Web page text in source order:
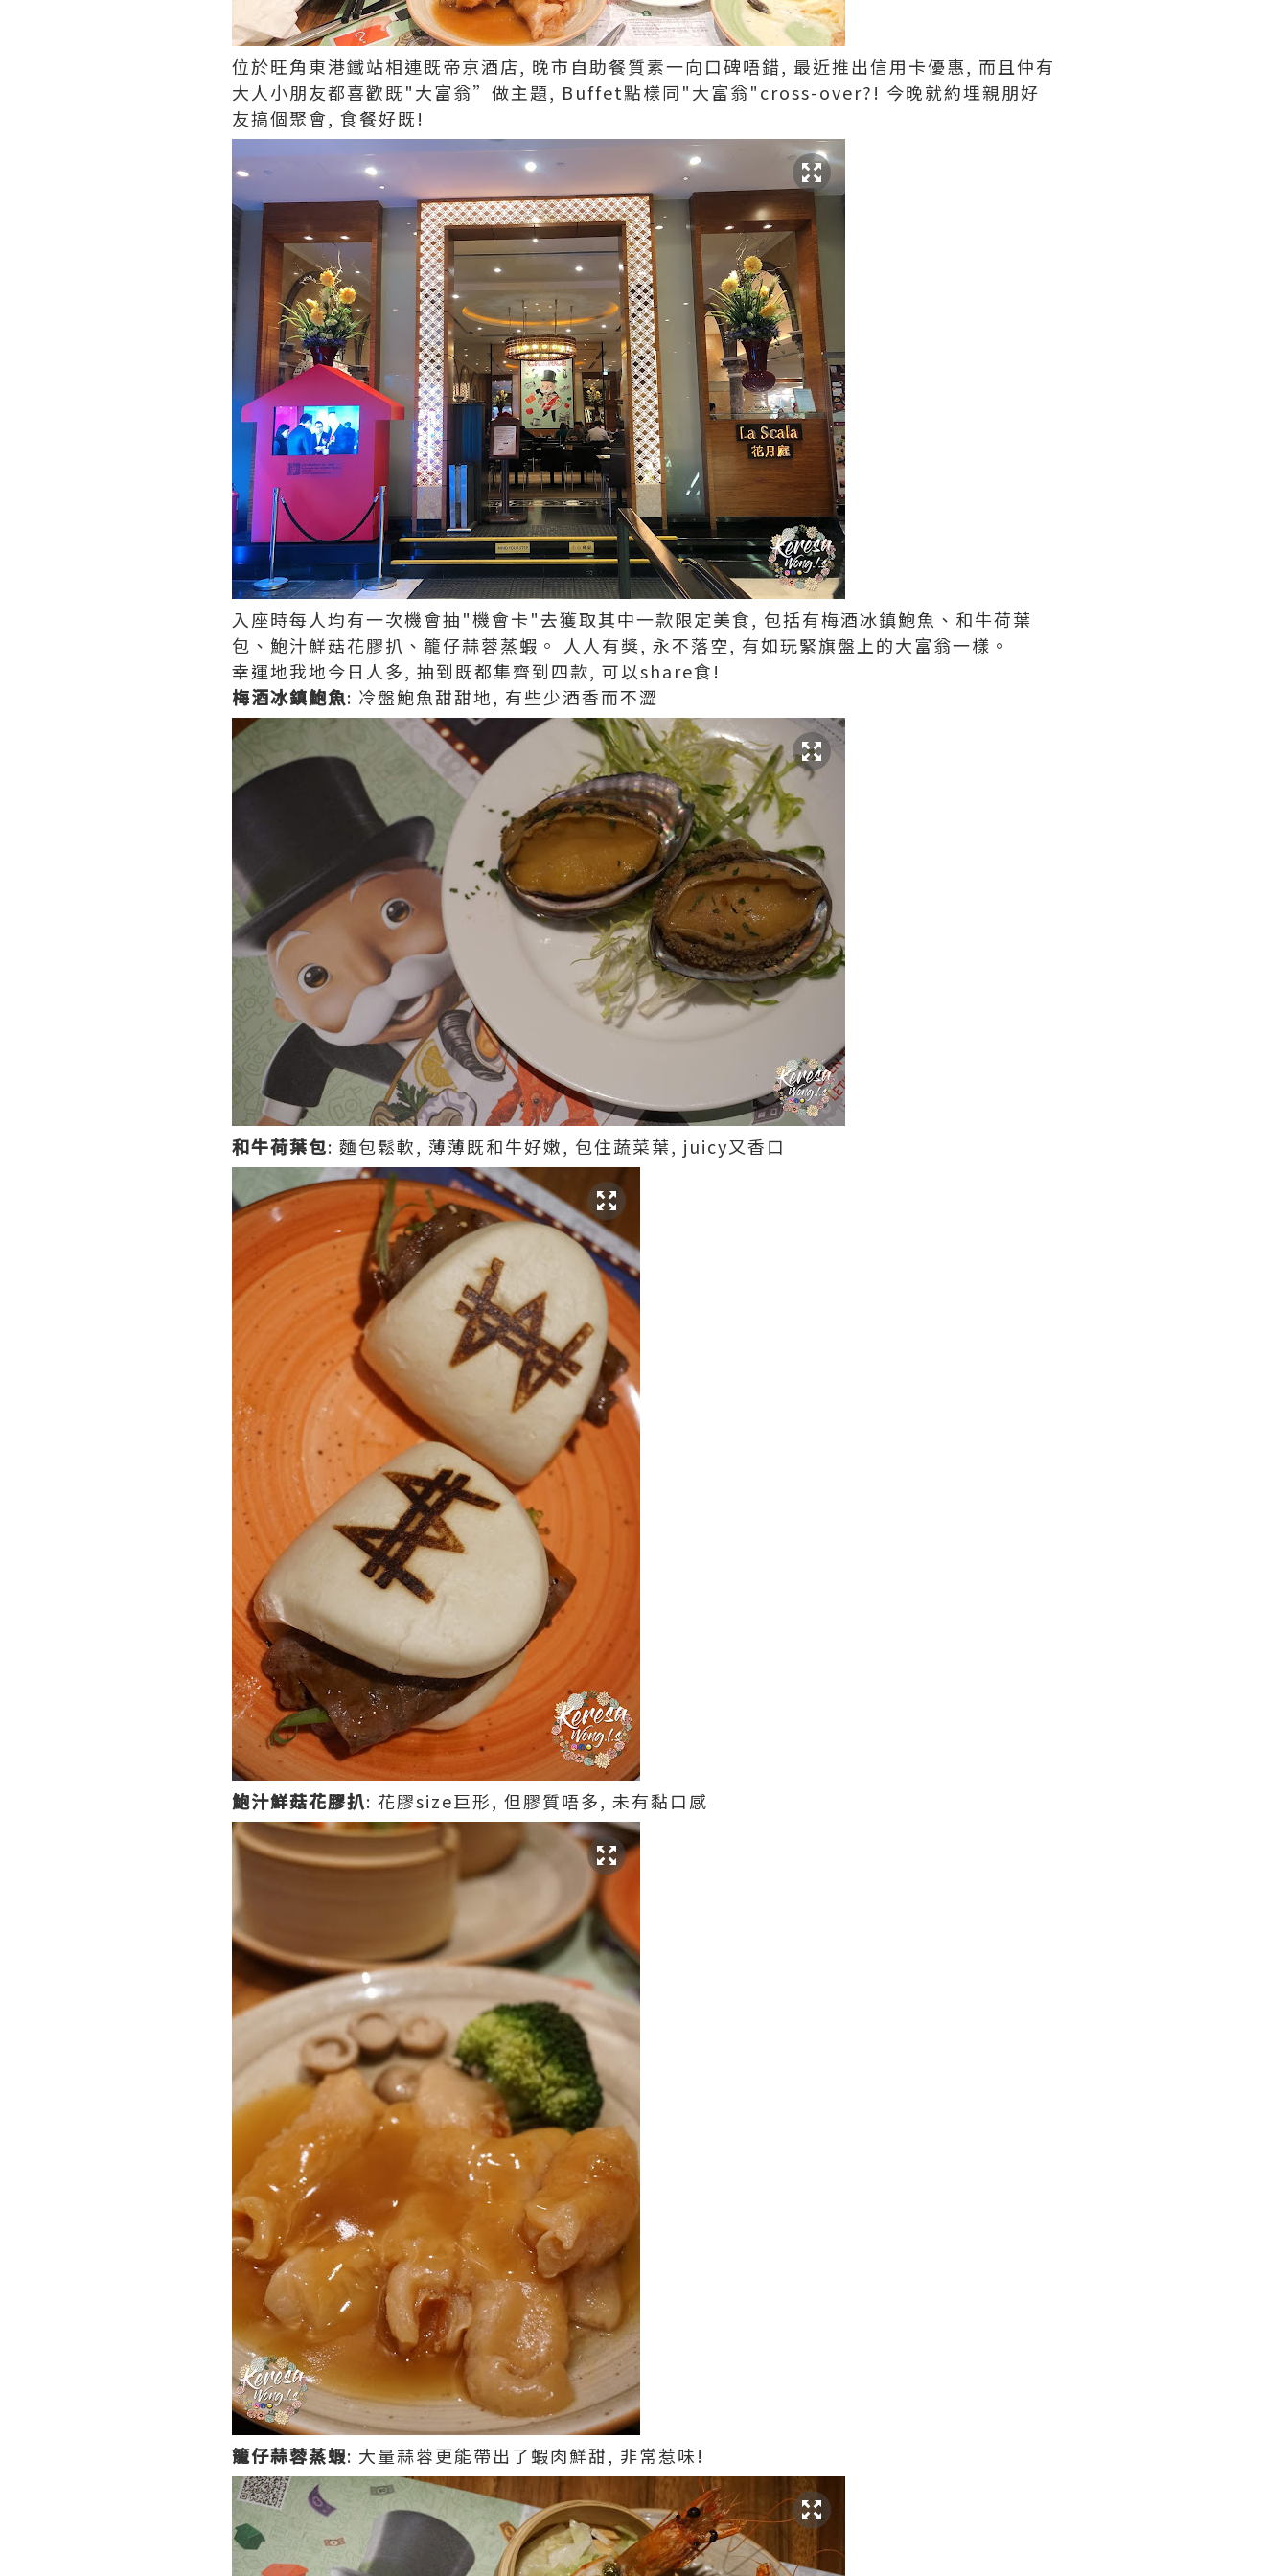
位於旺角東港鐵站相連既帝京酒店, 晚市自助餐質素一向口碑唔錯, 最近推出信用卡優惠, 而且仲有
大人小朋友都喜歡既"大富翁”做主題, Buffet點樣同"大富翁"cross-over?! 今晚就約埋親朋好
友搞個聚會, 食餐好既!
入座時每人均有一次機會抽"機會卡"去獲取其中一款限定美食, 包括有梅酒冰鎮鮑魚、和牛荷葉
包、鮑汁鮮菇花膠扒、籠仔蒜蓉蒸蝦。 人人有獎, 永不落空, 有如玩緊旗盤上的大富翁一樣。
幸運地我地今日人多, 抽到既都集齊到四款, 可以share食!
梅酒冰鎮鮑魚: 冷盤鮑魚甜甜地, 有些少酒香而不澀
和牛荷葉包: 麵包鬆軟, 薄薄既和牛好嫩, 包住蔬菜葉, juicy又香口
鮑汁鮮菇花膠扒: 花膠size巨形, 但膠質唔多, 未有黏口感
籠仔蒜蓉蒸蝦: 大量蒜蓉更能帶出了蝦肉鮮甜, 非常惹味!